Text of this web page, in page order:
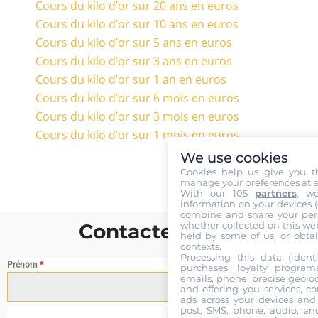
Cours du kilo d’or sur 20 ans en euros
Cours du kilo d’or sur 10 ans en euros
Cours du kilo d’or sur 5 ans en euros
Cours du kilo d’or sur 3 ans en euros
Cours du kilo d’or sur 1 an en euros
Cours du kilo d’or sur 6 mois en euros
Cours du kilo d’or sur 3 mois en euros
Cours du kilo d’or sur 1 mois en euros
Contactez nous
Prénom *
We use cookies
Cookies help us give you
manage your preferences at
With our 105 partners,
information on your devices
combine and share your
whether collected on this
held by some of us, or
contexts.
Processing this data
purchases, loyalty
emails, phone, precise
and offering you services,
ads across your devices
post, SMS, phone, audio,